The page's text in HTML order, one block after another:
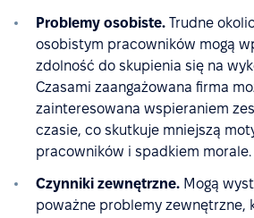
Problemy osobiste. Trudne
osobistym pracowników mogą
zdolność do skupienia się na
Czasami zaangażowana firma
zainteresowana wspieraniem
czasie, co skutkuje mniejszą
pracowników i spadkiem morale.
Czynniki zewnętrzne. Mogą
poważne problemy zewnętrzne,